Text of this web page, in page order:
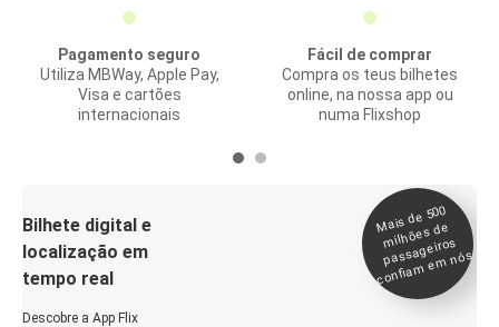
Pagamento seguro
Utiliza MBWay, Apple Pay,
Visa e cartões
internacionais
Fácil de comprar
Compra os teus bilhetes
online, na nossa app ou
numa Flixshop
Bilhete digital e
localização em
tempo real
Descobre a App Flix
Mais de 500
milhões de
passageiros
confia
m e
m nós